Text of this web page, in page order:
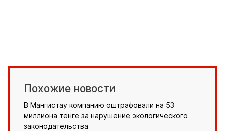
Похожие новости
В Мангистау компанию оштрафовали на 53
миллиона тенге за нарушение экологического
законодательства